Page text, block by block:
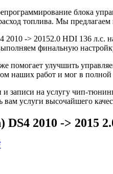
блока
топлива. Мы
-> 20152.0 HDI 136 л.с.
финальную
помогает улучшить
наших работ и мог в
записи на услугу чип-
услуги высочайшего
2010 -> 2015